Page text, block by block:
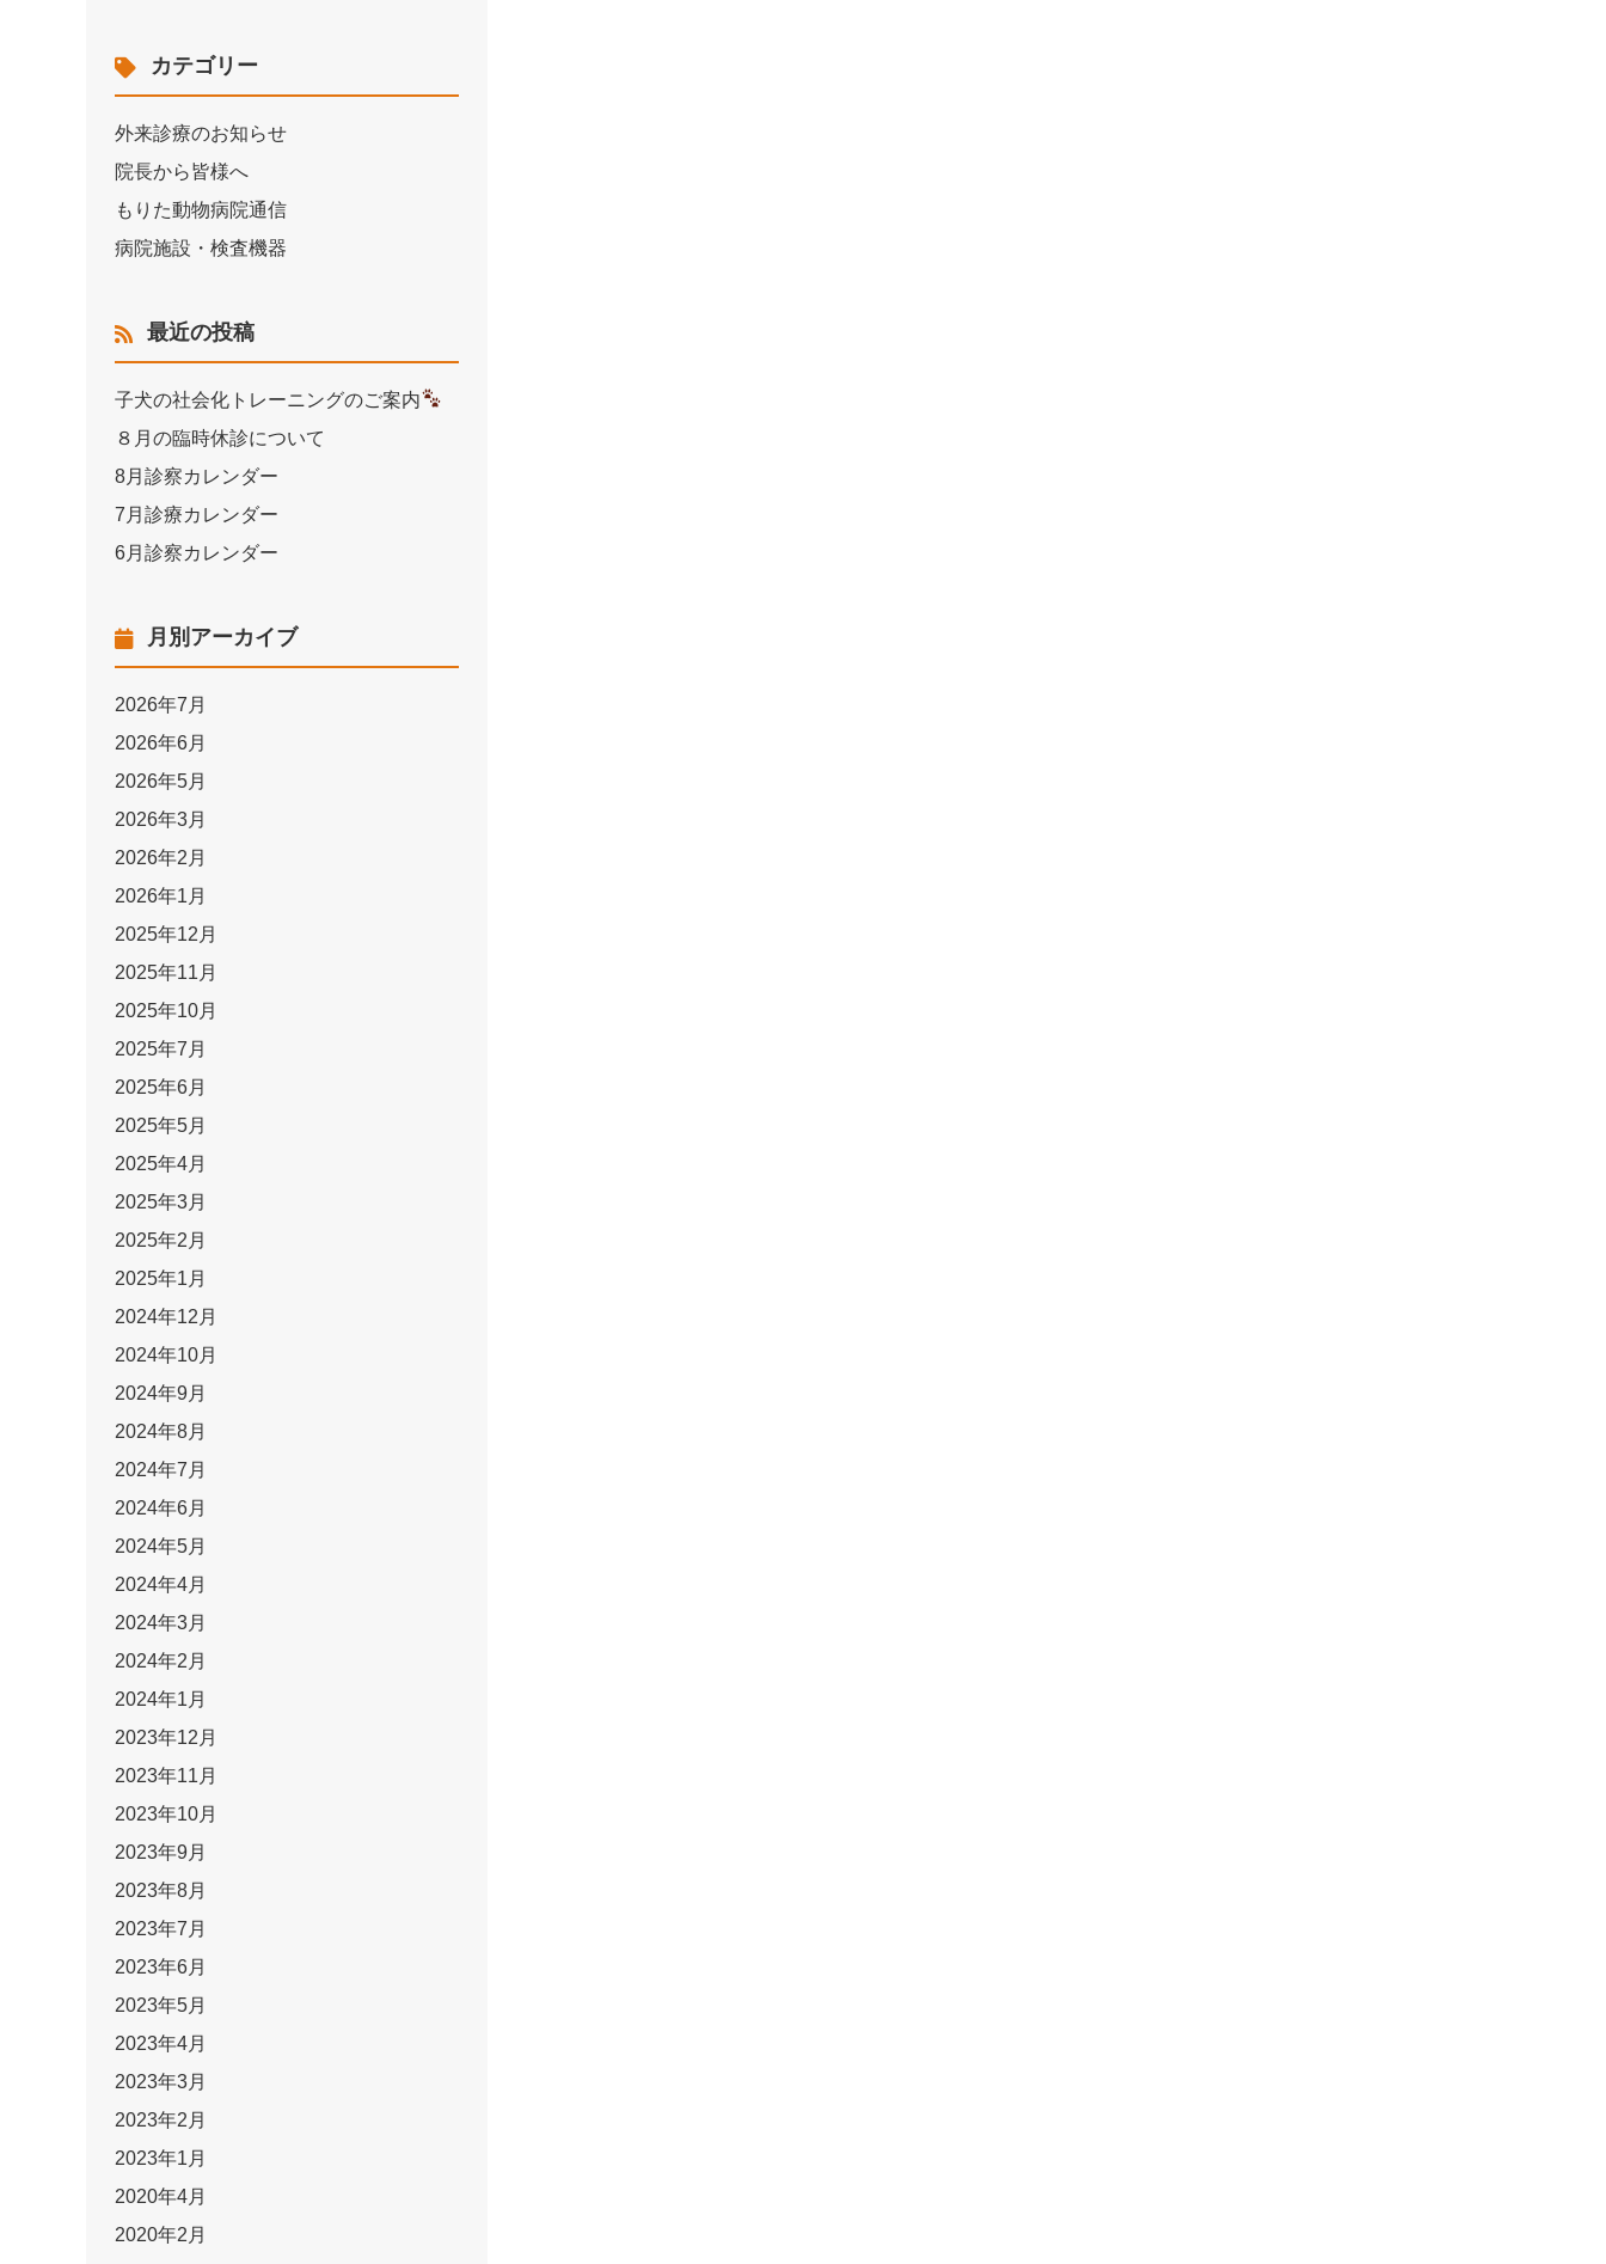
カテゴリー
外来診療のお知らせ
院長から皆様へ
もりた動物病院通信
病院施設・検査機器
最近の投稿
子犬の社会化トレーニングのご案内
８月の臨時休診について
8月診察カレンダー
7月診療カレンダー
6月診察カレンダー
月別アーカイブ
2026年7月
2026年6月
2026年5月
2026年3月
2026年2月
2026年1月
2025年12月
2025年11月
2025年10月
2025年7月
2025年6月
2025年5月
2025年4月
2025年3月
2025年2月
2025年1月
2024年12月
2024年10月
2024年9月
2024年8月
2024年7月
2024年6月
2024年5月
2024年4月
2024年3月
2024年2月
2024年1月
2023年12月
2023年11月
2023年10月
2023年9月
2023年8月
2023年7月
2023年6月
2023年5月
2023年4月
2023年3月
2023年2月
2023年1月
2020年4月
2020年2月